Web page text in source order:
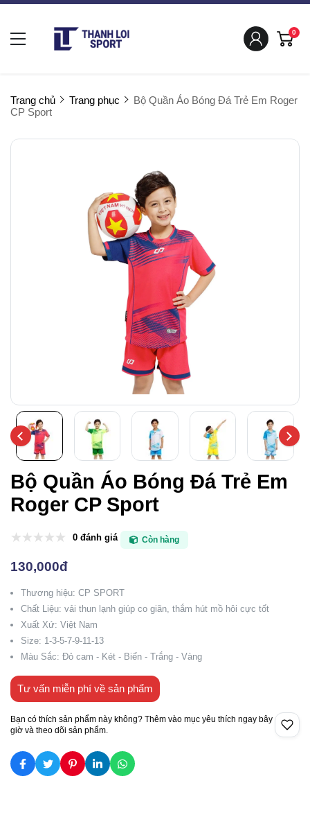
0
Trang chủ Trang phục
Bộ Quần Áo Bóng Đá Trẻ Em Roger
CP Sport
Bộ Quần Áo Bóng Đá Trẻ Em
Roger CP Sport
0 đánh giá Còn hàng
130,000đ
Thương hiệu: CP SPORT
Chất Liệu: vải thun lạnh giúp co giãn, thắm hút mồ hôi cực tốt
Xuất Xứ: Việt Nam
Size: 1-3-5-7-9-11-13
Màu Sắc: Đỏ cam - Két - Biển - Trắng - Vàng
Tư vấn miễn phí về sản phẩm
Bạn có thích sản phẩm này không? Thêm vào mục yêu thích ngay bây
giờ và theo dõi sản phẩm.